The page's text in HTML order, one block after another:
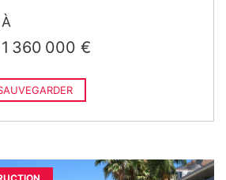
· 187 m
À
1 360 000 €